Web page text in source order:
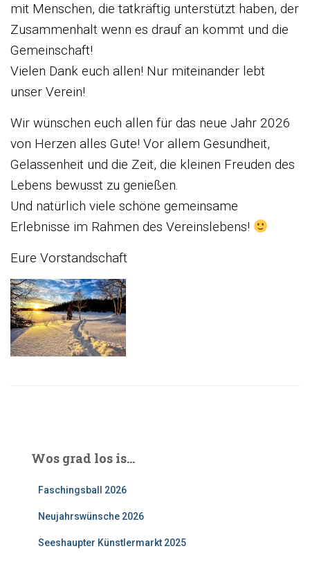
mit Menschen, die tatkräftig unterstützt haben, der
Zusammenhalt wenn es drauf an kommt und die
Gemeinschaft!
Vielen Dank euch allen! Nur miteinander lebt
unser Verein!
Wir wünschen euch allen für das neue Jahr 2026
von Herzen alles Gute! Vor allem Gesundheit,
Gelassenheit und die Zeit, die kleinen Freuden des
Lebens bewusst zu genießen.
Und natürlich viele schöne gemeinsame
Erlebnisse im Rahmen des Vereinslebens!
Eure Vorstandschaft
Wos grad los is…
Faschingsball 2026
Neujahrswünsche 2026
Seeshaupter Künstlermarkt 2025